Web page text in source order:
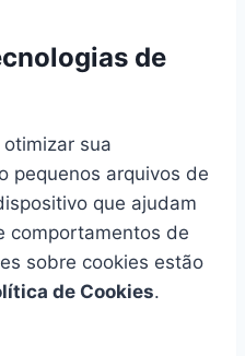
de
sua
pequenos arquivos de
que ajudam
comportamentos de
sobre cookies estão
de Cookies.